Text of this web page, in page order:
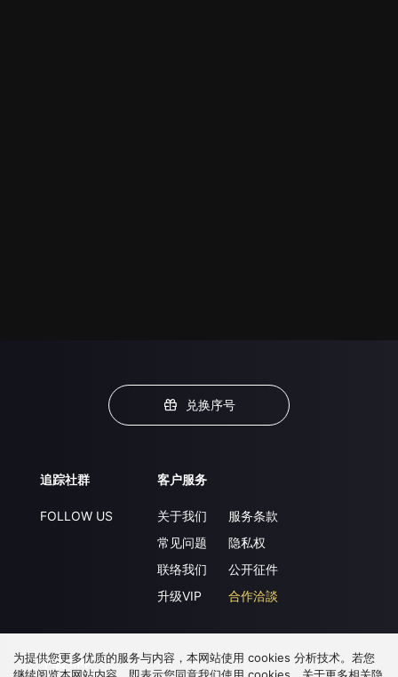
兑换序号
追踪社群
FOLLOW US
客户服务
关于我们
常见问题
联络我们
升级VIP
服务条款
隐私权
公开征件
合作洽談
下载 APP
为提供您更多优质的服务与内容，本网站使用 cookies 分析技术。若您